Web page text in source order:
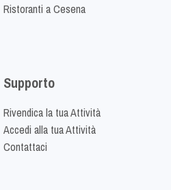
Ristoranti a Cesena
Supporto
Rivendica la tua Attività
Accedi alla tua Attività
Contattaci